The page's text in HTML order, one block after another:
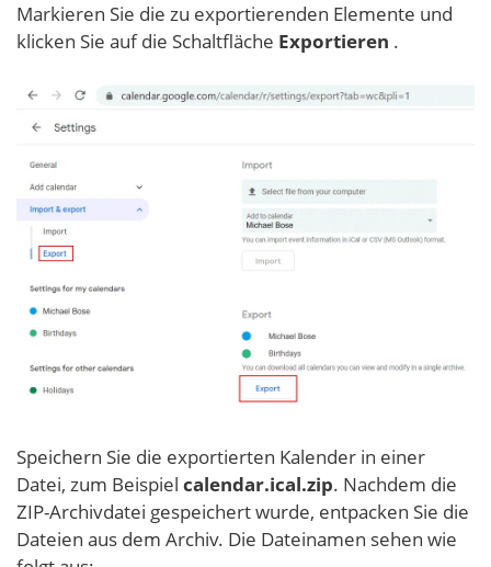
Markieren Sie die zu exportierenden Elemente und
klicken Sie auf die Schaltfläche Exportieren .
Speichern Sie die exportierten Kalender in einer
Datei, zum Beispiel calendar.ical.zip. Nachdem die
ZIP-Archivdatei gespeichert wurde, entpacken Sie die
Dateien aus dem Archiv. Die Dateinamen sehen wie